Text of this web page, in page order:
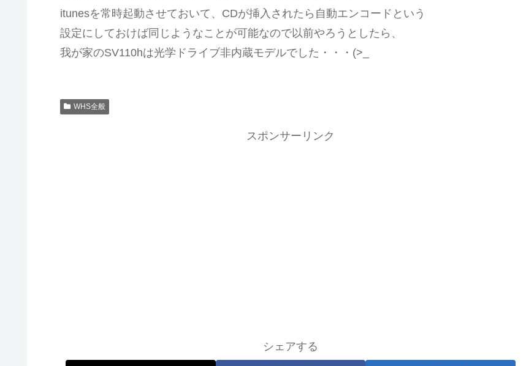
itunesを常時起動させておいて、CDが挿入されたら自動エンコードという
設定にしておけば同じようなことが可能なので以前やろうとしたら、
我が家のSV110hは光学ドライブ非内蔵モデルでした・・・(>_
WHS全般
スポンサーリンク
シェアする